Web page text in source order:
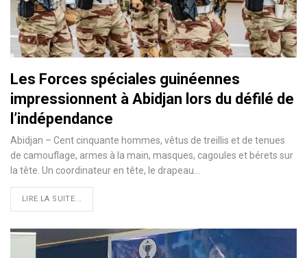
Les Forces spéciales guinéennes
impressionnent à Abidjan lors du défilé de
l’indépendance
Abidjan – Cent cinquante hommes, vêtus de treillis et de tenues
de camouflage, armes à la main, masques, cagoules et bérets sur
la tête. Un coordinateur en tête, le drapeau…
LIRE LA SUITE...